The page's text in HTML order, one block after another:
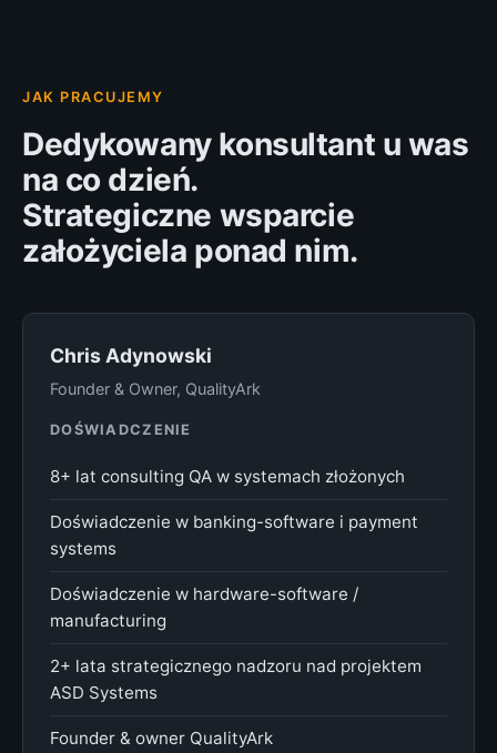
JAK PRACUJEMY
Dedykowany konsultant u was
na co dzień.
Strategiczne wsparcie
założyciela ponad nim.
Chris Adynowski
Founder & Owner, QualityArk
DOŚWIADCZENIE
8+ lat consulting QA w systemach złożonych
Doświadczenie w banking-software i payment
systems
Doświadczenie w hardware-software /
manufacturing
2+ lata strategicznego nadzoru nad projektem
ASD Systems
Founder & owner QualityArk